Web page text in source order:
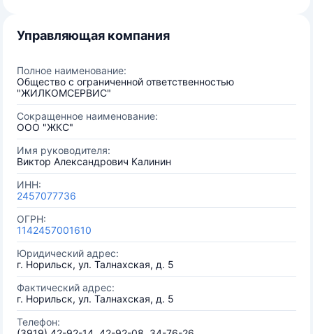
Управляющая компания
Полное наименование:
Общество с ограниченной ответственностью
"ЖИЛКОМСЕРВИС"
Сокращенное наименование:
ООО "ЖКС"
Имя руководителя:
Виктор Александрович Калинин
ИНН:
2457077736
ОГРН:
1142457001610
Юридический адрес:
г. Норильск, ул. Талнахская, д. 5
Фактический адрес:
г. Норильск, ул. Талнахская, д. 5
Телефон: